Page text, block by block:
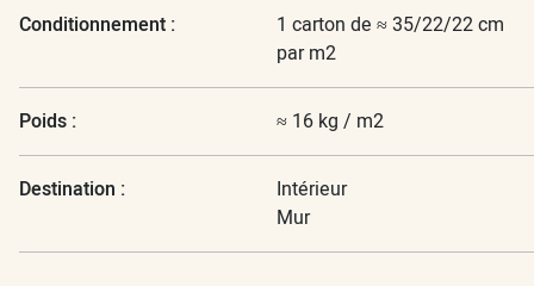
Conditionnement :
1 carton de ≈ 35/22/22 cm
par m2
Poids : ≈ 16 kg / m2
Destination :
Intérieur
Mur